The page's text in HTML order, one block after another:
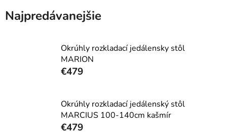
Najpredávanejšie
Okrúhly rozkladací jedálensky stôl
MARION
€479
Okrúhly rozkladací jedálenský stôl
MARCIUS 100-140cm kašmír
€479